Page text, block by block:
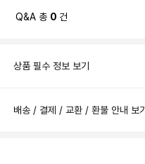
Q&A 총 0 건
상품 필수 정보 보기
배송 / 결제 / 교환 / 환불 안내 보기